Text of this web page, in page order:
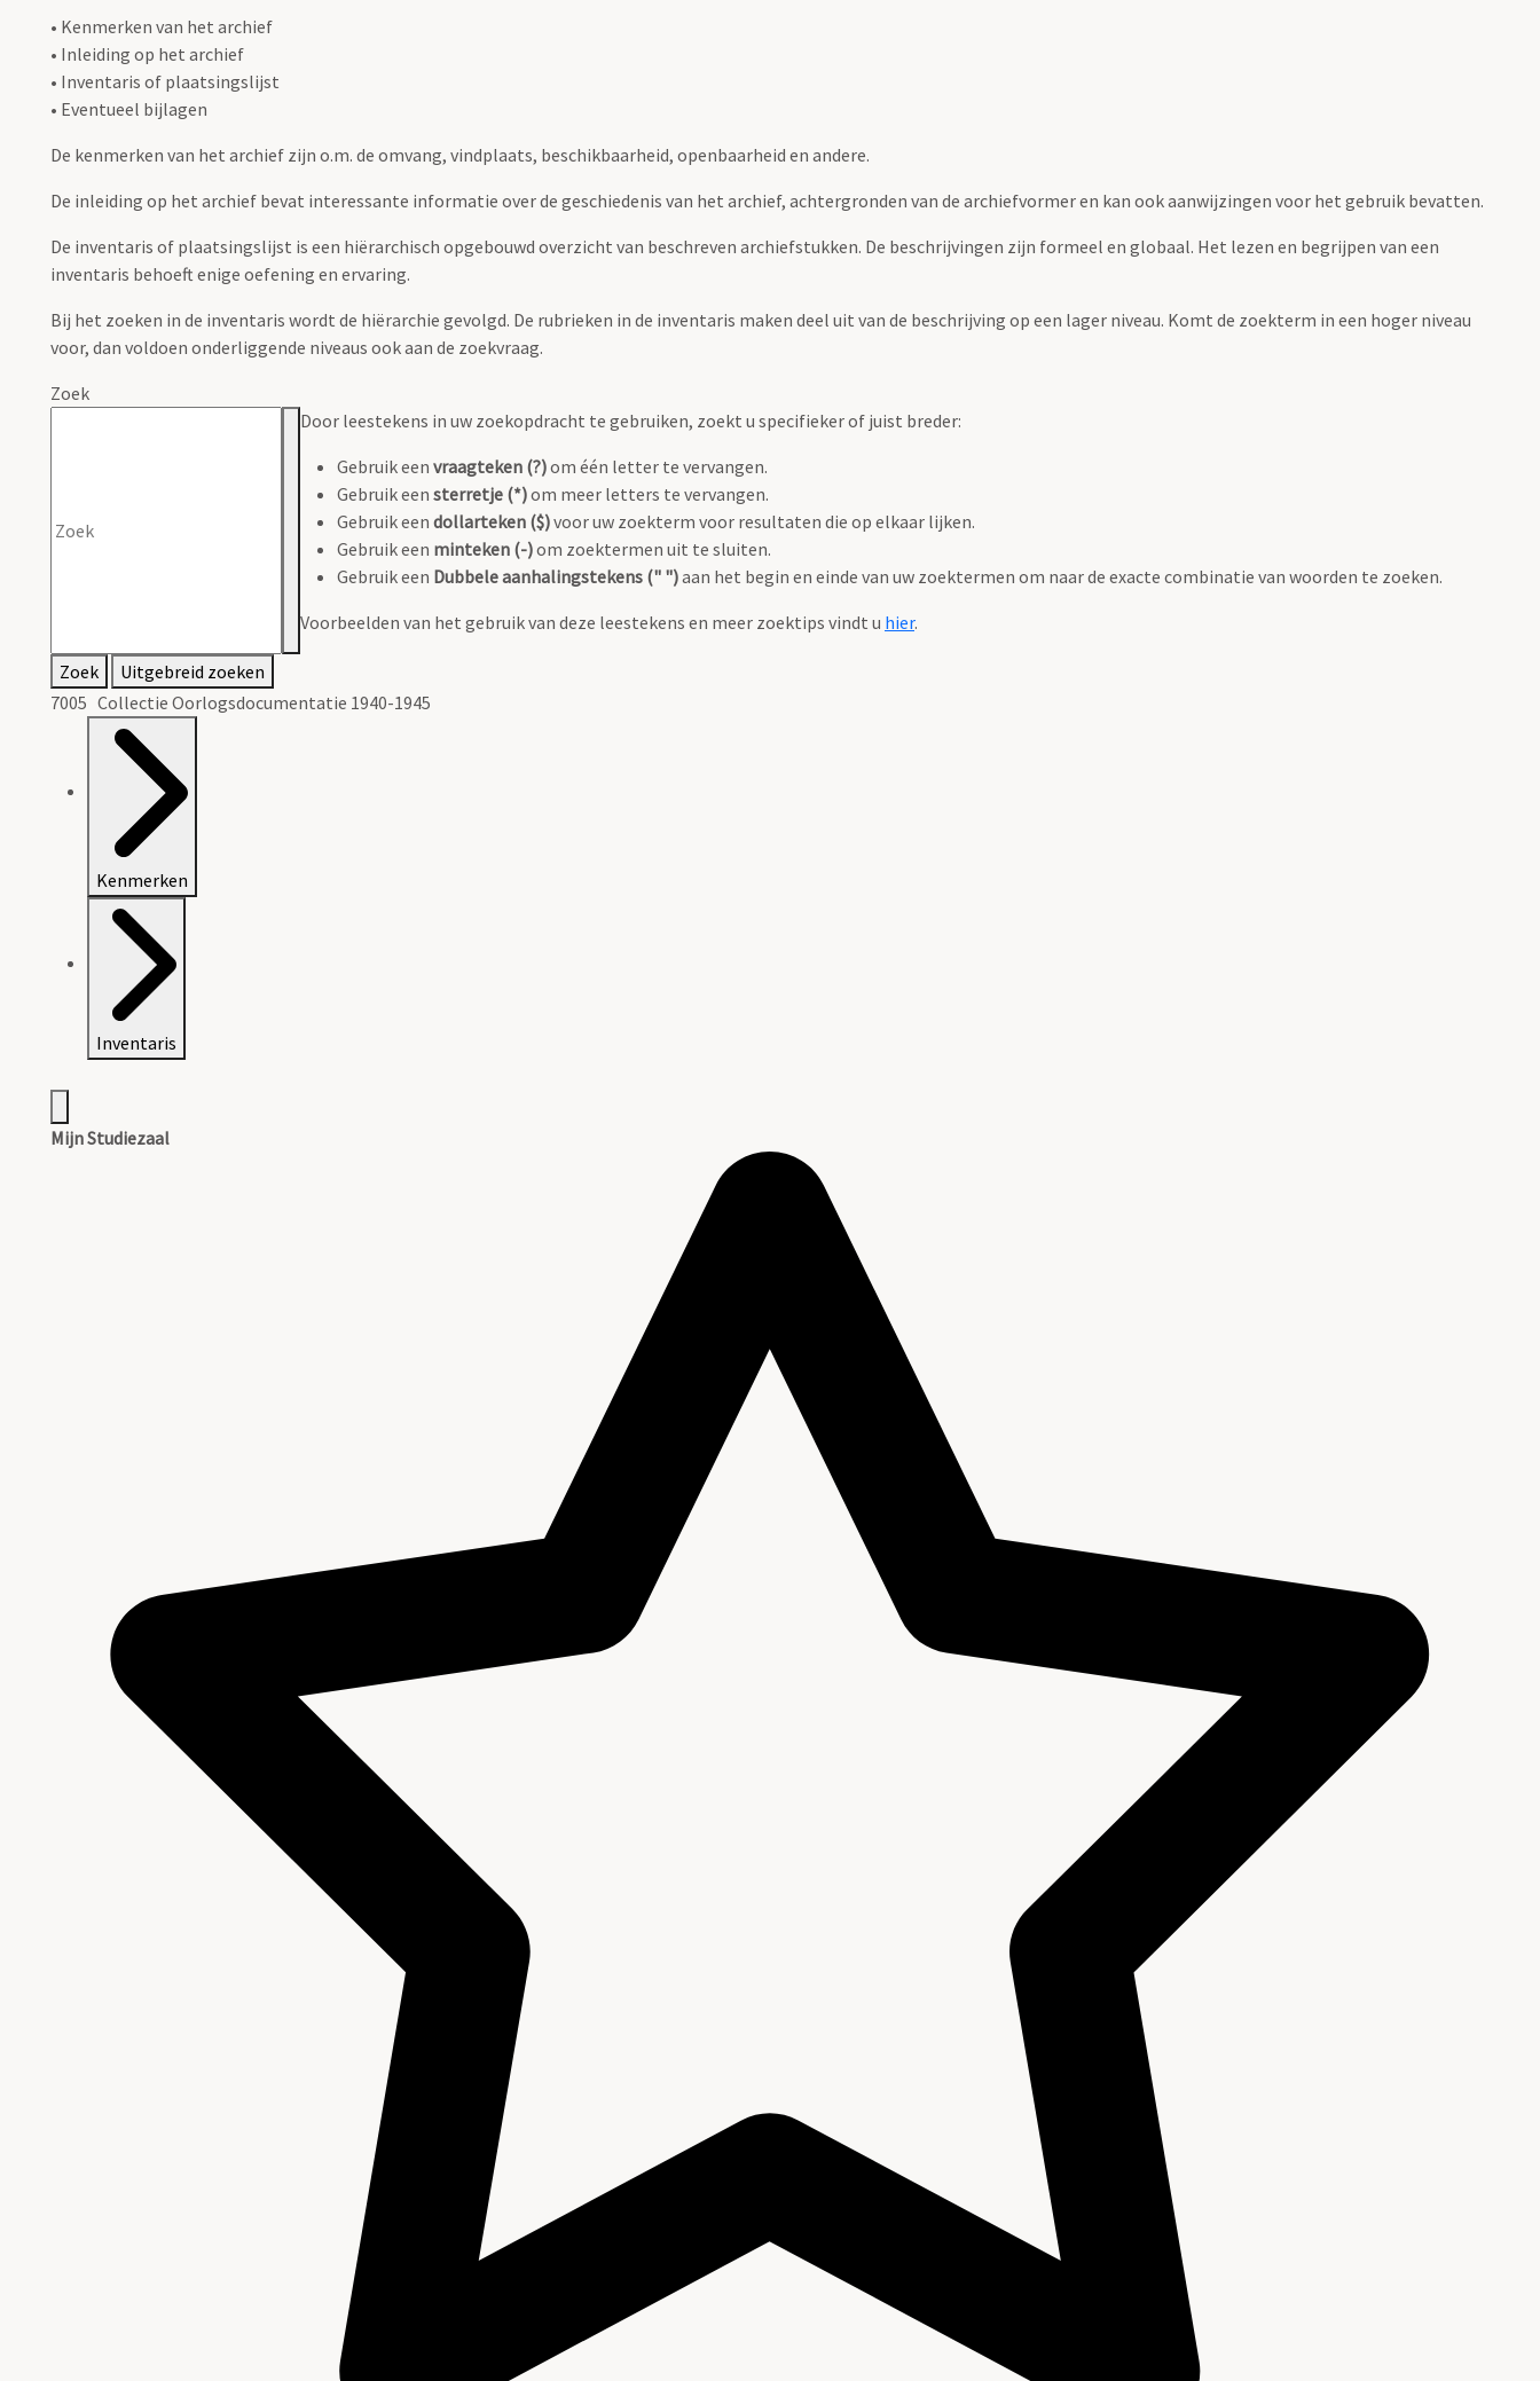
• Kenmerken van het archief
• Inleiding op het archief
• Inventaris of plaatsingslijst
• Eventueel bijlagen
De kenmerken van het archief zijn o.m. de omvang, vindplaats, beschikbaarheid, openbaarheid en andere.
De inleiding op het archief bevat interessante informatie over de geschiedenis van het archief, achtergronden van de archiefvormer en kan ook aanwijzingen voor het gebruik bevatten.
De inventaris of plaatsingslijst is een hiërarchisch opgebouwd overzicht van beschreven archiefstukken. De beschrijvingen zijn formeel en globaal. Het lezen en begrijpen van een
inventaris behoeft enige oefening en ervaring.
Bij het zoeken in de inventaris wordt de hiërarchie gevolgd. De rubrieken in de inventaris maken deel uit van de beschrijving op een lager niveau. Komt de zoekterm in een hoger niveau
voor, dan voldoen onderliggende niveaus ook aan de zoekvraag.
Zoek
Door leestekens in uw zoekopdracht te gebruiken, zoekt u specifieker of juist breder:
Gebruik een vraagteken (?)om één letter te vervangen.
Gebruik een sterretje (*)om meer letters te vervangen.
Gebruik een dollarteken ($)voor uw zoekterm voor resultaten die op elkaar lijken.
Gebruik een minteken (-)om zoektermen uit te sluiten.
Gebruik een Dubbele aanhalingstekens (" ")aan het begin en einde van uw zoektermen om naar de exacte combinatie van woorden te zoeken.
Voorbeelden van het gebruik van deze leestekens en meer zoektips vindt u hier.
Zoek
Uitgebreid zoeken
7005 Collectie Oorlogsdocumentatie 1940-1945
Kenmerken
Inventaris
Mijn Studiezaal